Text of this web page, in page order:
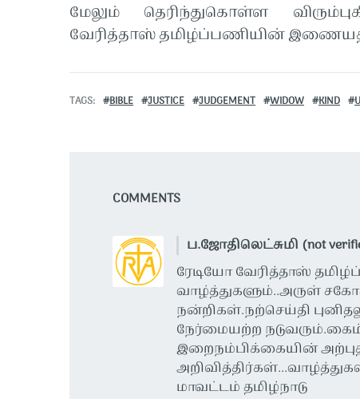
மேலும் தெரிந்துகொள்ள
வேரித்தாஸ் தமிழ்ப்பணியின்
TAGS BIBLE JUSTICE JUDGEMENT WIDOW KIND
COMMENTS
ப.ஜோதிலெட்சுமி (not
ரேடியோ வேரித்தாஸ்
வாழ்த்துகளும்..அருள்
நன்றிகள்.நற்செய்தி
நேர்மையற்ற
இறைநம்பிக்கையின்
மாவட்டம் தமிழ்நாடு